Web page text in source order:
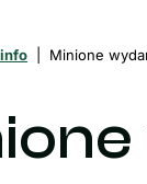
Minione